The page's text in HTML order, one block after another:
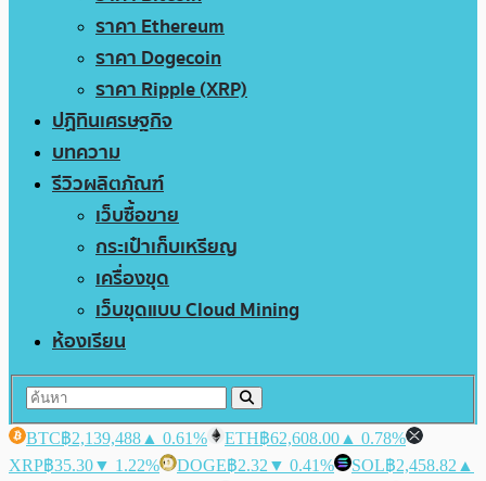
ราคา Ethereum
ราคา Dogecoin
ราคา Ripple (XRP)
ปฏิทินเศรษฐกิจ
บทความ
รีวิวผลิตภัณฑ์
เว็บซื้อขาย
กระเป๋าเก็บเหรียญ
เครื่องขุด
เว็บขุดแบบ Cloud Mining
ห้องเรียน
BTC฿2,139,488 ▲ 0.61% ETH฿62,608.00 ▲ 0.78%
XRP฿35.30▼ 1.22% DOGE฿2.32 ▼ 0.41% SOL฿2,458.82 ▲